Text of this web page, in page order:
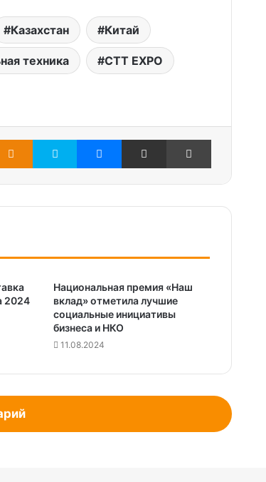
Казахстан Китай
техника СТТ EXPO
Одноклассники
Skype MessengerПоделиться через электронную почту Печатать
2024
Национальная премия «Наш
вклад» отметила лучшие
социальные инициативы
бизнеса и НКО
11.08.2024